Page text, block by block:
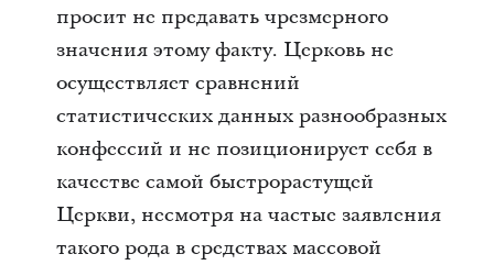
просит не предавать чрезмерного
значения этому факту. Церковь не
осуществляет сравнений
статистических данных разнообразных
конфессий и не позиционирует себя в
качестве самой быстрорастущей
Церкви, несмотря на частые заявления
такого рода в средствах массовой